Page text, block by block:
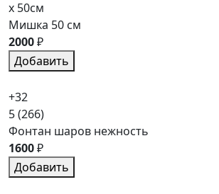
x 50см
Мишка 50 см
2000₽
Добавить
+32
5(266)
Фонтан шаров нежность
1600₽
Добавить